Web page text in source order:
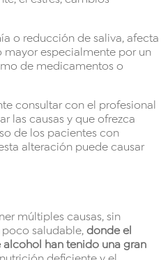
o reducción de saliva, afecta
especialmente por un
de medicamentos o
consultar con el profesional
las causas y que ofrezca
de los pacientes con
alteración puede causar
múltiples causas, sin
saludable,donde el
han tenido una gran